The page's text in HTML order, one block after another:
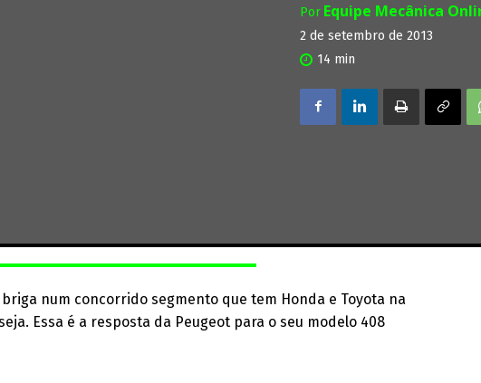
Por Equipe Mecânica
2 de setembro de 2013
14 min
num concorrido segmento que tem Honda e Toyota na
Essa é a resposta da Peugeot para o seu modelo 408